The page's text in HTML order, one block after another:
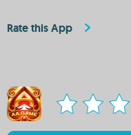
Rate this App